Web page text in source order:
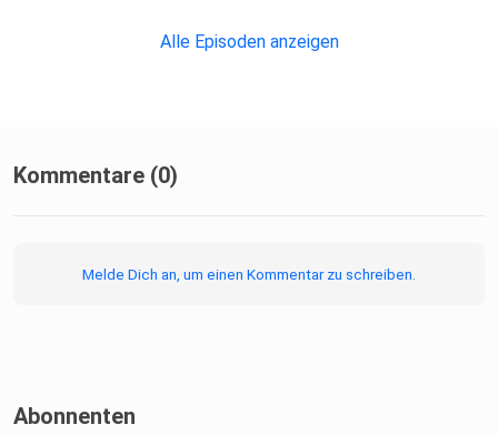
E7 bringt neue KI-Funktionalitäten mit
entscheidend
Alle Episoden anzeigen
Kommentare (0)
Melde Dich an, um einen Kommentar zu schreiben.
Abonnenten